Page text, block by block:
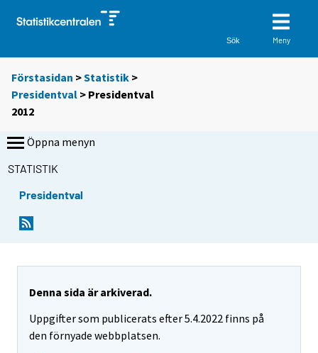
Sök Meny
Förstasidan >Statistik >
Presidentval > Presidentval
2012
Öppna menyn
STATISTIK
Presidentval
Denna sida är arkiverad.
Uppgifter som publicerats efter 5.4.2022 finns på
den förnyade webbplatsen.